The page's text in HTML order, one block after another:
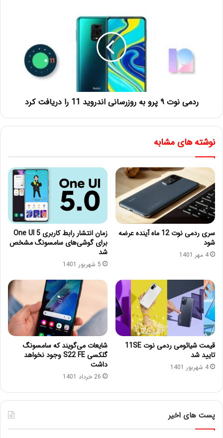
ردمی نوت ۹ پرو به روز‌رسانی اندروید 11 را دریافت کرد
نوشته های مشابه
سری ردمی نوت 12 ماه آینده عرضه
شود
4 مهر 1401
زمان انتشار رابط کاربری One UI 5
برای گوشی‌های سامسونگ مشخص
شد
5 شهریور 1401
قیمت شیائومی ردمی نوت 11SE
تایید شد
4 شهریور 1401
شایعات می‌گویند که سامسونگ
گلکسی S22 FE وجود نخواهد
داشت
26 خرداد 1401
پست های اخیر